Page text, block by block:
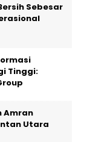
Sebesar
Tinggi:
Amran
Utara